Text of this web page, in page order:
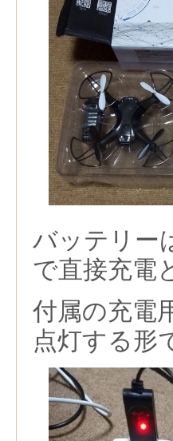
バッテリー
で直接充電
付属の充電
点灯する形